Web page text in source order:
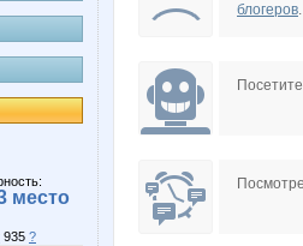
место
935 ?
confessa*
Алёна-
блогеров.